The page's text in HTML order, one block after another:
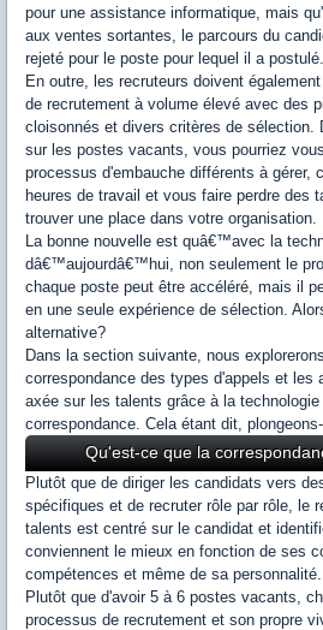
pour une assistance informatique, mais
aux ventes sortantes, le parcours du
rejeté pour le poste pour lequel il a postulé.
En outre, les recruteurs doivent
de recrutement à volume élevé avec des
cloisonnés et divers critères de sélection.
sur les postes vacants, vous pourriez
processus d'embauche différents à gérer,
heures de travail et vous faire perdre des
trouver une place dans votre organisation.
La bonne nouvelle est quâ€™avec la
dâ€™aujourdâ€™hui, non seulement le
chaque poste peut être accéléré, mais il
en une seule expérience de sélection.
alternative?
Dans la section suivante, nous
correspondance des types d'appels et les
axée sur les talents grâce à la
correspondance. Cela étant dit,
Qu'est-ce que la
Plutôt que de diriger les candidats vers
spécifiques et de recruter rôle par rôle, le
talents est centré sur le candidat et
conviennent le mieux en fonction de ses
compétences et même de sa personnalité.
Plutôt que d'avoir 5 à 6 postes vacants,
processus de recrutement et son propre